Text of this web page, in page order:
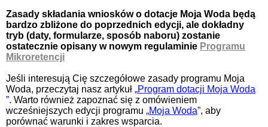
Zasady składania wniosków o dotacje Moja Woda będą
bardzo zbliżone do poprzednich edycji, ale dokładny
tryb (daty, formularze, sposób naboru) zostanie
ostatecznie opisany w nowym regulaminie Programu
Mikroretencji
Jeśli interesują Cię szczegółowe zasady programu Moja
Woda, przeczytaj nasz artykuł „Program dotacji Moja Woda
”. Warto również zapoznać się z omówieniem
wcześniejszych edycji programu „Moja Woda”, aby
porównać warunki i zakres wsparcia.